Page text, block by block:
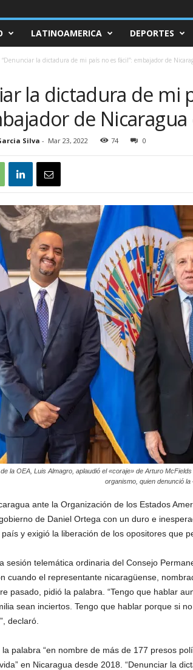
LATINOAMERICA DEPORTES
“Denunciar la dictadura de mi país no es fácil”: embajador de
la dictadura de mi
de Nicaragua
Silva - Mar 23, 2022 74 0
la OEA, Luis Almagro, aplaudió el «coraje» de Arturo
organismo, quien denunció
ante la Organización de los Estados
de Daniel Ortega con un duro e
país y exigió la liberación de los opositores que
sesión telemática ordinaria del Consejo
cuando el representante nicaragüense,
pasado, pidió la palabra. “Tengo que hablar
sean inciertos. Tengo que hablar porque si
declaró.
palabra “en nombre de más de 177 presos
en Nicaragua desde 2018. “Denunciar la